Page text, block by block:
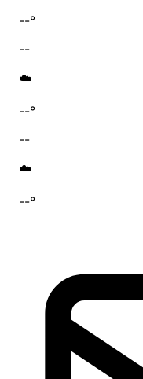
--°
--
☁️
--°
--
☁️
--°